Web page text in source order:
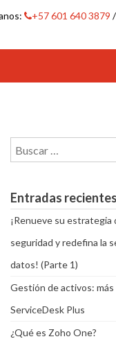
+57 601 640 3879 /
Buscar:
Entradas recientes
¡Renueve su estrategia
seguridad y redefina la
datos! (Parte 1)
Gestión de activos: más
ServiceDesk Plus
¿Qué es Zoho One?